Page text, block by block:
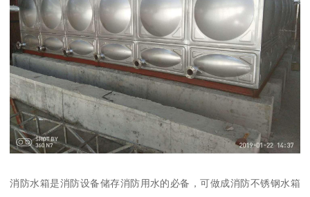
消防水箱是消防设备储存消防用水的必备，可做成消防不锈钢水箱